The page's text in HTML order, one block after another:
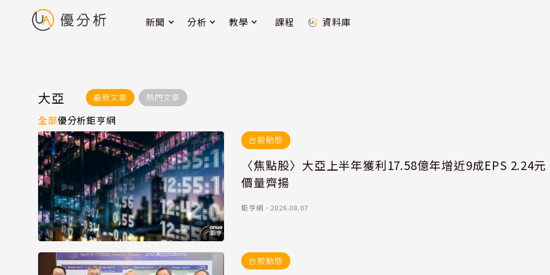
新聞 分析 教學 課程 資料庫
大亞 最新文章 熱門文章
全部優分析鉅亨網
台股動態
〈焦點股〉大亞上半年獲利17.58億年增近9成EPS 2.24元
價量齊揚
鉅亨網 ． 2026.08.07
台股動態